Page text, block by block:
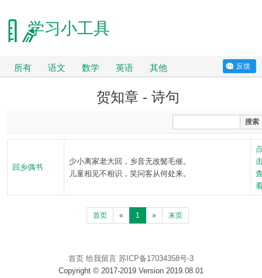
学习小工具
所有 语文 数学 英语 其他 反馈
贺知章 - 诗句
搜索
回乡偶书
少小离家老大回，乡音无改鬓毛催。
儿童相见不相识，笑问客从何处来。
首页 « 1 » 末页
首页 给我留言 苏ICP备17034358号-3
Copyright © 2017-2019 Version 2019.08.01